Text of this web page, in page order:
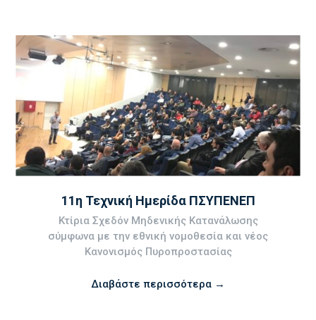
11η Τεχνική Ημερίδα ΠΣΥΠΕΝΕΠ
Κτίρια Σχεδόν Μηδενικής Κατανάλωσης
σύμφωνα με την εθνική νομοθεσία και νέος
Κανονισμός Πυροπροστασίας
Διαβάστε περισσότερα →